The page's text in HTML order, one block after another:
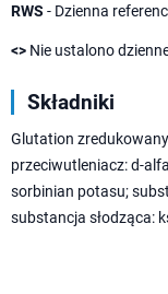
RWS - Dzienna
<> Nie ustalono
Składniki
Glutation
przeciwutleniacz: d-
sorbinian potasu;
substancja słodząca: